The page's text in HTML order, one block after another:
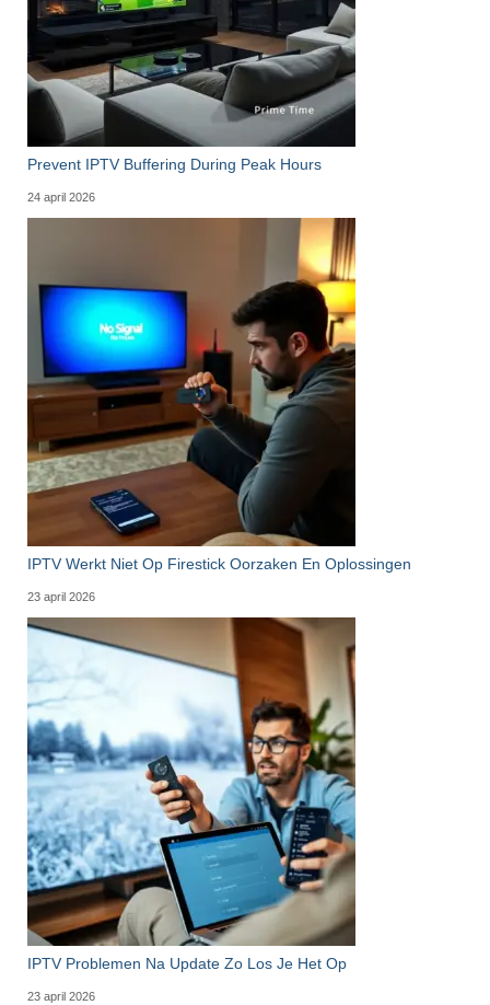
Prevent IPTV Buffering During Peak Hours
24 april 2026
IPTV Werkt Niet Op Firestick Oorzaken En Oplossingen
23 april 2026
IPTV Problemen Na Update Zo Los Je Het Op
23 april 2026